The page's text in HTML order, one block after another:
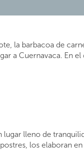
la barbacoa de
a Cuernavaca. En el
lugar lleno de
los elaboran